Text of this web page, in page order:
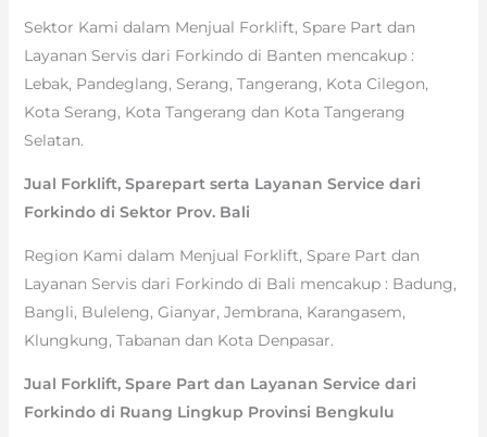
Sektor Kami dalam Menjual Forklift, Spare Part dan
Layanan Servis dari Forkindo di Banten mencakup :
Lebak, Pandeglang, Serang, Tangerang, Kota Cilegon,
Kota Serang, Kota Tangerang dan Kota Tangerang
Selatan.
Jual Forklift, Sparepart serta Layanan Service dari
Forkindo di Sektor Prov. Bali
Region Kami dalam Menjual Forklift, Spare Part dan
Layanan Servis dari Forkindo di Bali mencakup : Badung,
Bangli, Buleleng, Gianyar, Jembrana, Karangasem,
Klungkung, Tabanan dan Kota Denpasar.
Jual Forklift, Spare Part dan Layanan Service dari
Forkindo di Ruang Lingkup Provinsi Bengkulu